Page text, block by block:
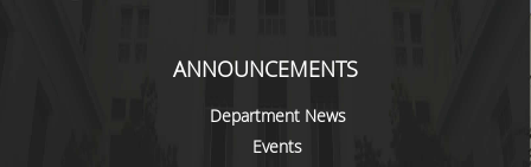
QUALITY ASSURANCE POLICY
ACCREDITATION
ANNOUNCEMENTS
Department News
Events